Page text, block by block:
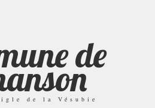
de
de la Vésubie